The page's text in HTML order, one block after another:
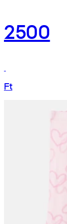
2500
Ft